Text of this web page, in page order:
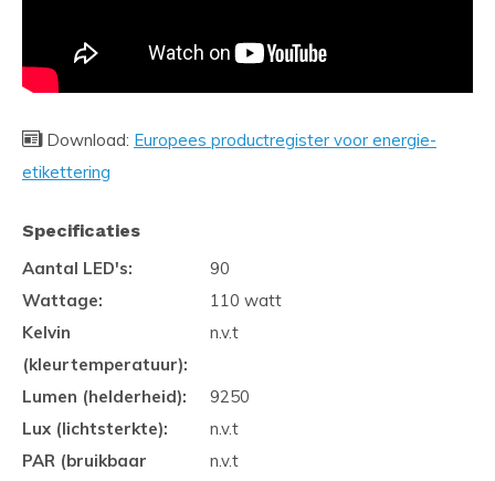
Download: Europees productregister voor energie-
etikettering
Specificaties
Aantal LED's:
90
Wattage:
110 watt
Kelvin
(kleurtemperatuur):
n.v.t
Lumen (helderheid):
9250
Lux (lichtsterkte):
n.v.t
PAR (bruikbaar
n.v.t